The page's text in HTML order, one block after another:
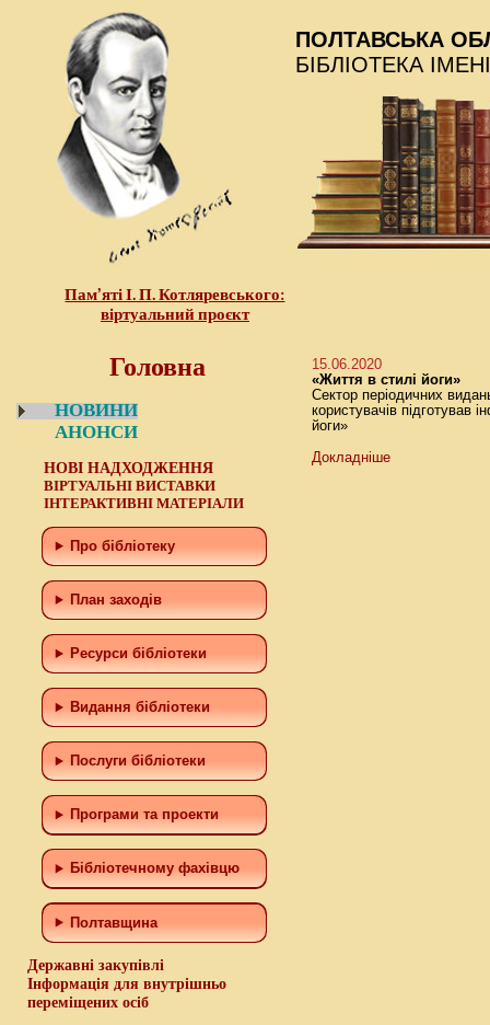
Пам’яті І. П. Котляревського:
віртуальний проєкт
ПОЛТАВСЬКА
БІБЛІОТЕКА
Головна
НОВИНИ
АНОНСИ
НОВІ НАДХОДЖЕННЯ
ВІРТУАЛЬНІ ВИСТАВКИ
ІНТЕРАКТИВНІ МАТЕРІАЛИ
Про бібліотеку
План заходів
Ресурси бібліотеки
Видання бібліотеки
Послуги бібліотеки
Програми та проекти
Бiблiотечному фахiвцю
Полтавщина
Державні закупівлі
Інформація для внутрішньо
переміщених осіб
15.06.2020
«Життя в стилі йоги»
Сектор періодичних
користувачів підготував
йоги»
Докладніше